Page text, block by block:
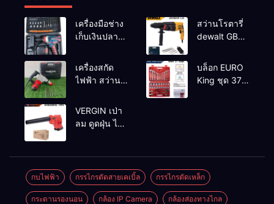
เครื่องมือช่าง
เก็บเงินปลาย
สว่านโรตารี่
dewalt GBH
2-26 DFR ทุ่น
ทองแดงแท้
100%
เครื่องสกัด
ไฟฟ้า สว่าน
MAKTEC รุ่น MT2926A
บล็อก EURO
King ชุด 37
VERGIN เป่า
ลม ดูดฝุ่น ไร้
กบไฟฟ้า กรรไกรตัดสายเคเบิ้ล กรรไกรตัดเหล็ก
กระดานรองนอน กล้อง IP Camera กล้องส่องทางไกล